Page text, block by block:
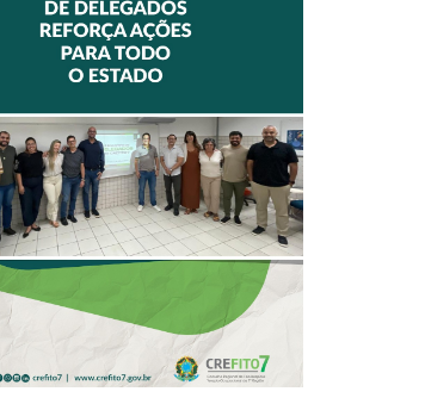
II ENCONTRO DE
AÇÕES
PARA TODO O
ESTADO